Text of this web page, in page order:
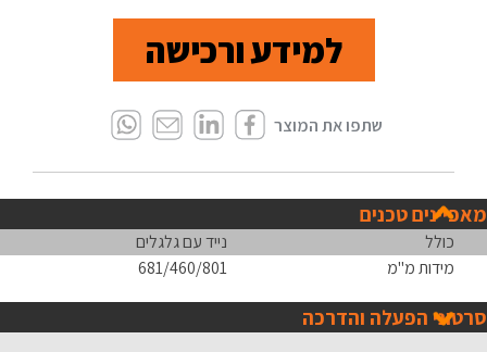
למידע ורכישה
מאפיינים טכנים
כולל
נייד עם גלגלים
מידות מ"מ
681/460/801
סרטוני הפעלה והדרכה